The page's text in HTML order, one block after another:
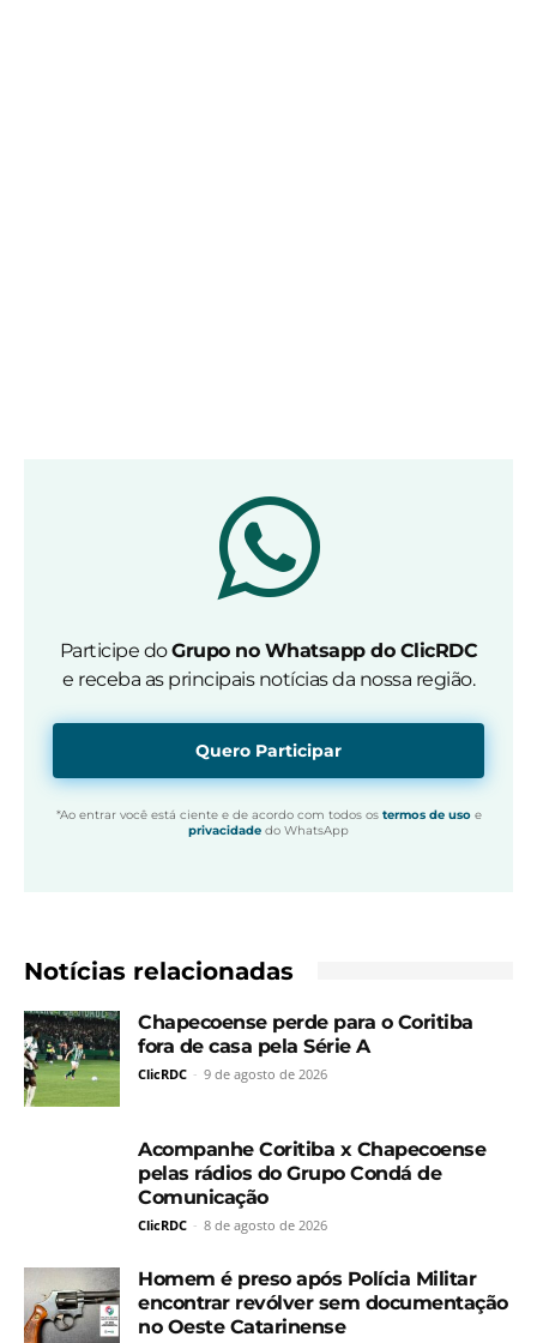
Participe doGrupo no Whatsapp do ClicRDC
e receba as principais notícias da nossa região.
Quero Participar
*Ao entrar você está ciente e de acordo com todos os termos de usoe
privacidade do WhatsApp
Notícias relacionadas
Chapecoense perde para o Coritiba
fora de casa pela Série A
ClicRDC - 9 de agosto de 2026
Acompanhe Coritiba x Chapecoense
pelas rádios do Grupo Condá de
Comunicação
ClicRDC - 8 de agosto de 2026
Homem é preso após Polícia Militar
encontrar revólver sem documentação
no Oeste Catarinense